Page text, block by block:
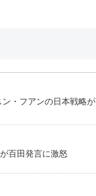
ン・フアンの日本戦略が
百田発言に激怒